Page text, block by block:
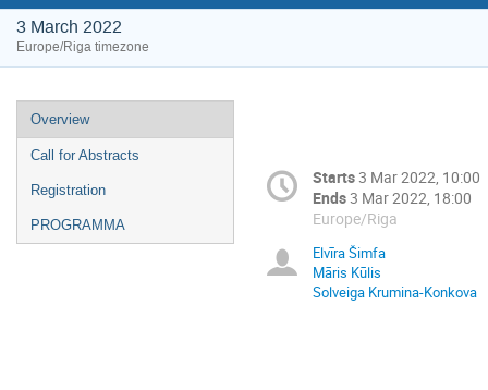
3 March 2022
Europe/Riga timezone
Overview
Call for Abstracts
Registration
PROGRAMMA
Starts3 Mar 2022, 10:00
Ends3 Mar 2022, 18:00
Europe/Riga
Elvīra Šimfa
Māris Kūlis
Solveiga Krumina-Konkova